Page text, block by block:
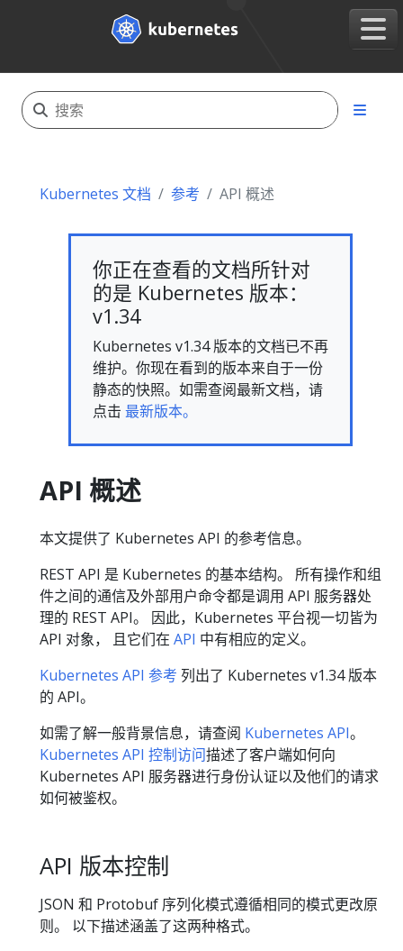
Kubernetes 文档 参考 API 概述
你正在查看的文档所针对
的是 Kubernetes 版本：
v1.34
Kubernetes v1.34 版本的文档已不再
维护。你现在看到的版本来自于一份
静态的快照。如需查阅最新文档，请
点击 最新版本。
API 概述
本文提供了 Kubernetes API 的参考信息。
REST API 是 Kubernetes 的基本结构。 所有操作和组
件之间的通信及外部用户命令都是调用 API 服务器处
理的 REST API。 因此，Kubernetes 平台视一切皆为
API 对象， 且它们在 API 中有相应的定义。
Kubernetes API 参考 列出了 Kubernetes v1.34 版本
的 API。
如需了解一般背景信息，请查阅 Kubernetes API。
Kubernetes API 控制访问描述了客户端如何向
Kubernetes API 服务器进行身份认证以及他们的请求
如何被鉴权。
API 版本控制
JSON 和 Protobuf 序列化模式遵循相同的模式更改原
则。 以下描述涵盖了这两种格式。